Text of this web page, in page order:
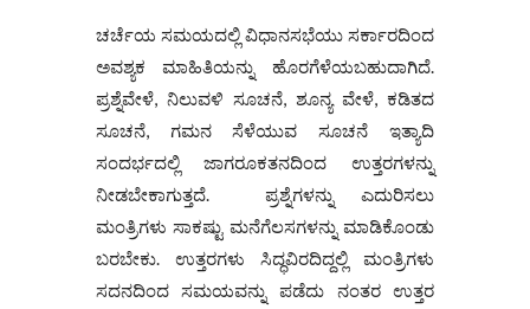
ಚರ್ಚೆಯ ಸಮಯದಲ್ಲಿ ವಿಧಾನಸಭೆಯು ಸರ್ಕಾರದಿಂದ
ಅವಶ್ಯಕ ಮಾಹಿತಿಯನ್ನು ಹೊರಗೆಳೆಯಬಹುದಾಗಿದೆ.
ಪ್ರಶ್ನೆವೇಳೆ, ನಿಲುವಳಿ ಸೂಚನೆ, ಶೂನ್ಯ ವೇಳೆ, ಕಡಿತದ
ಸೂಚನೆ, ಗಮನ ಸೆಳೆಯುವ ಸೂಚನೆ ಇತ್ಯಾದಿ
ಸಂದರ್ಭದಲ್ಲಿ ಜಾಗರೂಕತನದಿಂದ ಉತ್ತರಗಳನ್ನು
ನೀಡಬೇಕಾಗುತ್ತದೆ. ಪ್ರಶ್ನೆಗಳನ್ನು ಎದುರಿಸಲು
ಮಂತ್ರಿಗಳು ಸಾಕಷ್ಟು ಮನೆಗೆಲಸಗಳನ್ನು ಮಾಡಿಕೊಂಡು
ಬರಬೇಕು. ಉತ್ತರಗಳು ಸಿದ್ಧವಿರದಿದ್ದಲ್ಲಿ ಮಂತ್ರಿಗಳು
ಸದನದಿಂದ ಸಮಯವನ್ನು ಪಡೆದು ನಂತರ ಉತ್ತರ